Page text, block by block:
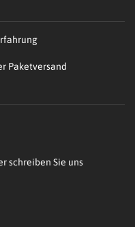
Paketversand
schreiben Sie uns